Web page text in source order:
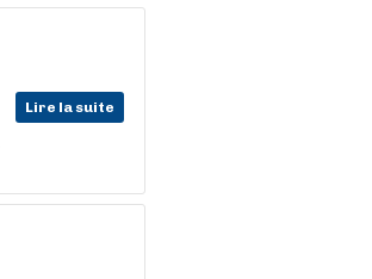
Lire la suite